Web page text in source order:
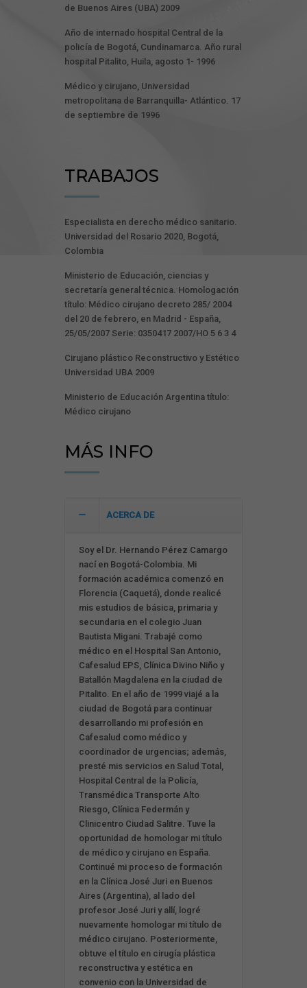
de Buenos Aires (UBA) 2009
Año de internado hospital Central de la
policía de Bogotá, Cundinamarca. Año rural
hospital Pitalito, Huila, agosto 1- 1996
Médico y cirujano, Universidad
metropolitana de Barranquilla- Atlántico. 17
de septiembre de 1996
TRABAJOS
Especialista en derecho médico sanitario.
Universidad del Rosario 2020, Bogotá,
Colombia
Ministerio de Educación, ciencias y
secretaría general técnica. Homologación
título: Médico cirujano decreto 285/ 2004
del 20 de febrero, en Madrid - España,
25/05/2007 Serie: 0350417 2007/HO 5 6 3 4
Cirujano plástico Reconstructivo y Estético
Universidad UBA 2009
Ministerio de Educación Argentina título:
Médico cirujano
MÁS INFO
ACERCA DE
Soy el Dr. Hernando Pérez Camargo
nací en Bogotá-Colombia. Mi
formación académica comenzó en
Florencia (Caquetá), donde realicé
mis estudios de básica, primaria y
secundaria en el colegio Juan
Bautista Migani. Trabajé como
médico en el Hospital San Antonio,
Cafesalud EPS, Clínica Divino Niño y
Batallón Magdalena en la ciudad de
Pitalito. En el año de 1999 viajé a la
ciudad de Bogotá para continuar
desarrollando mi profesión en
Cafesalud como médico y
coordinador de urgencias; además,
presté mis servicios en Salud Total,
Hospital Central de la Policía,
Transmédica Transporte Alto
Riesgo, Clínica Federmán y
Clinicentro Ciudad Salitre. Tuve la
oportunidad de homologar mi título
de médico y cirujano en España.
Continué mi proceso de formación
en la Clínica José Juri en Buenos
Aires (Argentina), al lado del
profesor José Juri y allí, logré
nuevamente homologar mi título de
médico cirujano. Posteriormente,
obtuve el título en cirugía plástica
reconstructiva y estética en
convenio con la Universidad de